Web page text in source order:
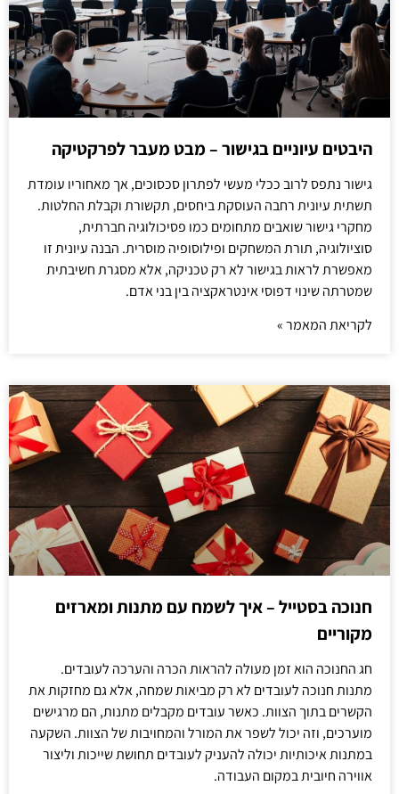
היבטים עיוניים בגישור – מבט מעבר לפרקטיקה
גישור נתפס לרוב ככלי מעשי לפתרון סכסוכים, אך מאחוריו עומדת
תשתית עיונית רחבה העוסקת ביחסים, תקשורת וקבלת החלטות.
מחקרי גישור שואבים מתחומים כמו פסיכולוגיה חברתית,
סוציולוגיה, תורת המשחקים ופילוסופיה מוסרית. הבנה עיונית זו
מאפשרת לראות בגישור לא רק טכניקה, אלא מסגרת חשיבתית
שמטרתה שינוי דפוסי אינטראקציה בין בני אדם.
לקריאת המאמר »
חנוכה בסטייל – איך לשמח עם מתנות ומארזים
מקוריים
חג החנוכה הוא זמן מעולה להראות הכרה והערכה לעובדים.
מתנות חנוכה לעובדים לא רק מביאות שמחה, אלא גם מחזקות את
הקשרים בתוך הצוות. כאשר עובדים מקבלים מתנות, הם מרגישים
מוערכים, וזה יכול לשפר את המורל והמחויבות של הצוות. השקעה
במתנות איכותיות יכולה להעניק לעובדים תחושת שייכות וליצור
אווירה חיובית במקום העבודה.